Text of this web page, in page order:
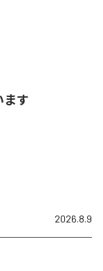
ます
2026.8.9